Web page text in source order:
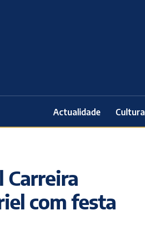
Actualidade Cultura
Carreira
com festa